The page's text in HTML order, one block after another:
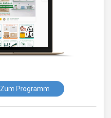
Zum Programm